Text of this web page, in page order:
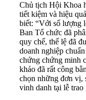
Chủ tịch Hội Khoa
tiết kiệm và hiệu
biết: “Với số lượng
Ban Tổ chức đã
quy chế, thể lệ đã
doanh nghiệp
chứng chứng minh
khảo đã rất công
chọn những đơn vị,
vinh danh tại lễ trao